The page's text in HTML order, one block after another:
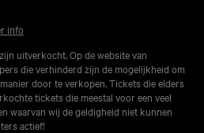
info
uitverkocht. Op de website van
die verhinderd zijn de mogelijkheid om
door te verkopen. Tickets die elders
tickets die meestal voor een veel
waarvan wij de geldigheid niet kunnen
actief!